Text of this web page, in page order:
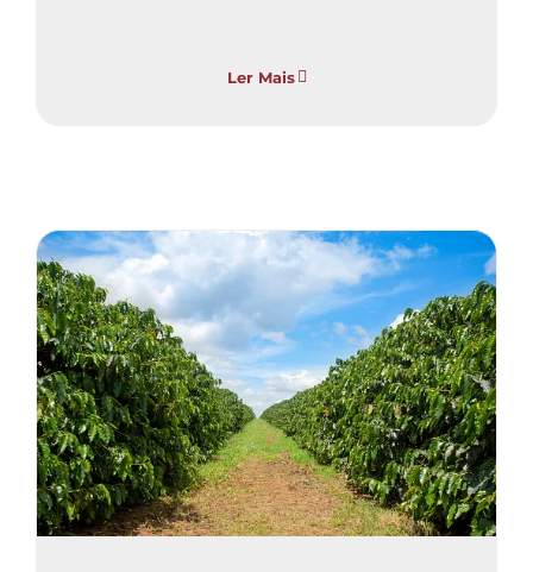
Ler Mais
Cercosporiose no cafeeiro:
conheça essa doença
Café Sem categoria